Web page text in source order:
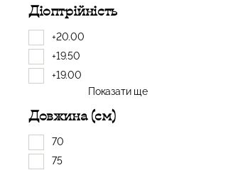
Діоптрійність
+20.00
+19.50
+19.00
Показати ще
Довжина (см)
70
75